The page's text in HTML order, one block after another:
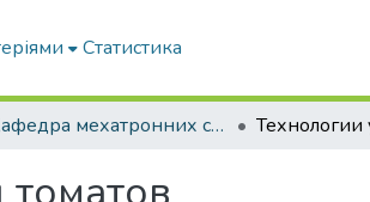
Статистика
Кафедра мехатронних систем тракторів та сільскогосподарських машин